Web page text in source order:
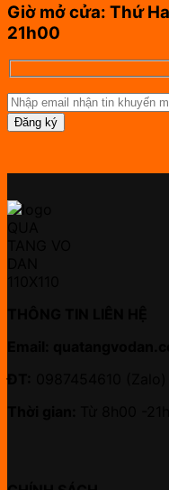
Giờ mở cửa: Thứ
21h00